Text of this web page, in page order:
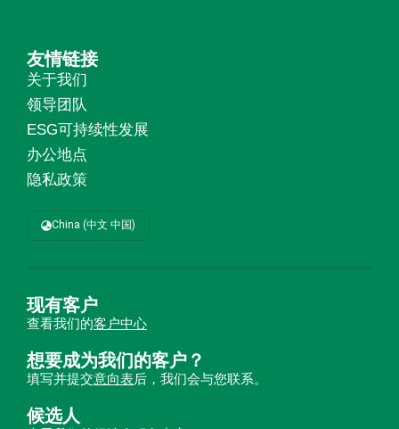
友情链接
关于我们
领导团队
ESG可持续性发展
办公地点
隐私政策
China (中文 中国)
现有客户
查看我们的客户中心
想要成为我们的客户？
填写并提交意向表后，我们会与您联系。
候选人